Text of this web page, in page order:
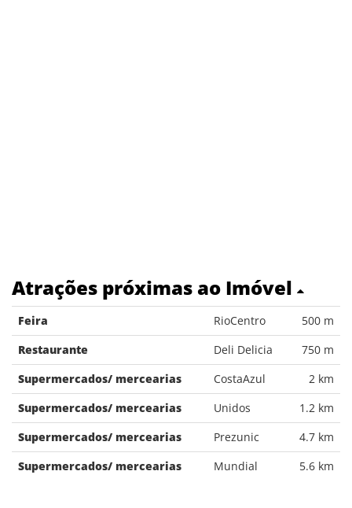
Atrações próximas ao Imóvel
Feira RioCentro
500 m
Restaurante
Deli Delicia
750 m
Supermercados/ mercearias
CostaAzul
2 km
Supermercados/ mercearias
Unidos
1.2 km
Supermercados/ mercearias
Prezunic
4.7 km
Supermercados/ mercearias
Mundial 5.6 km